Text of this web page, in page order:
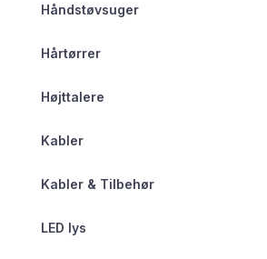
Håndstøvsuger
Hårtørrer
Højttalere
Kabler
Kabler & Tilbehør
LED lys